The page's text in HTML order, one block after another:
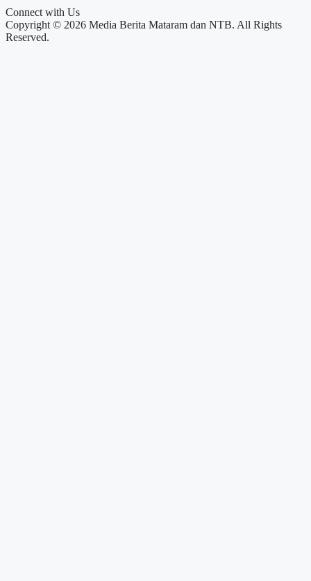
Connect with Us
Copyright © 2026 Media Berita Mataram dan NTB. All Rights
Reserved.